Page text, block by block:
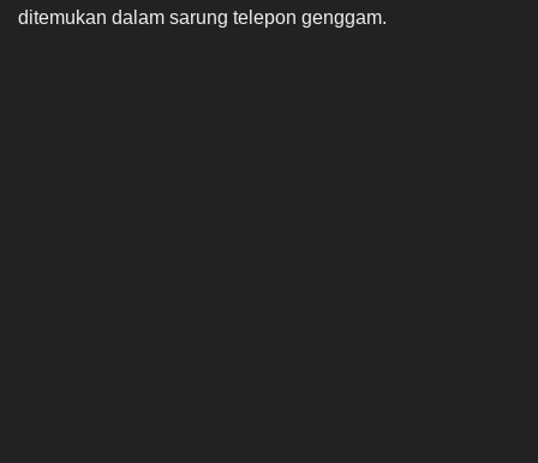
ditemukan dalam sarung telepon genggam.